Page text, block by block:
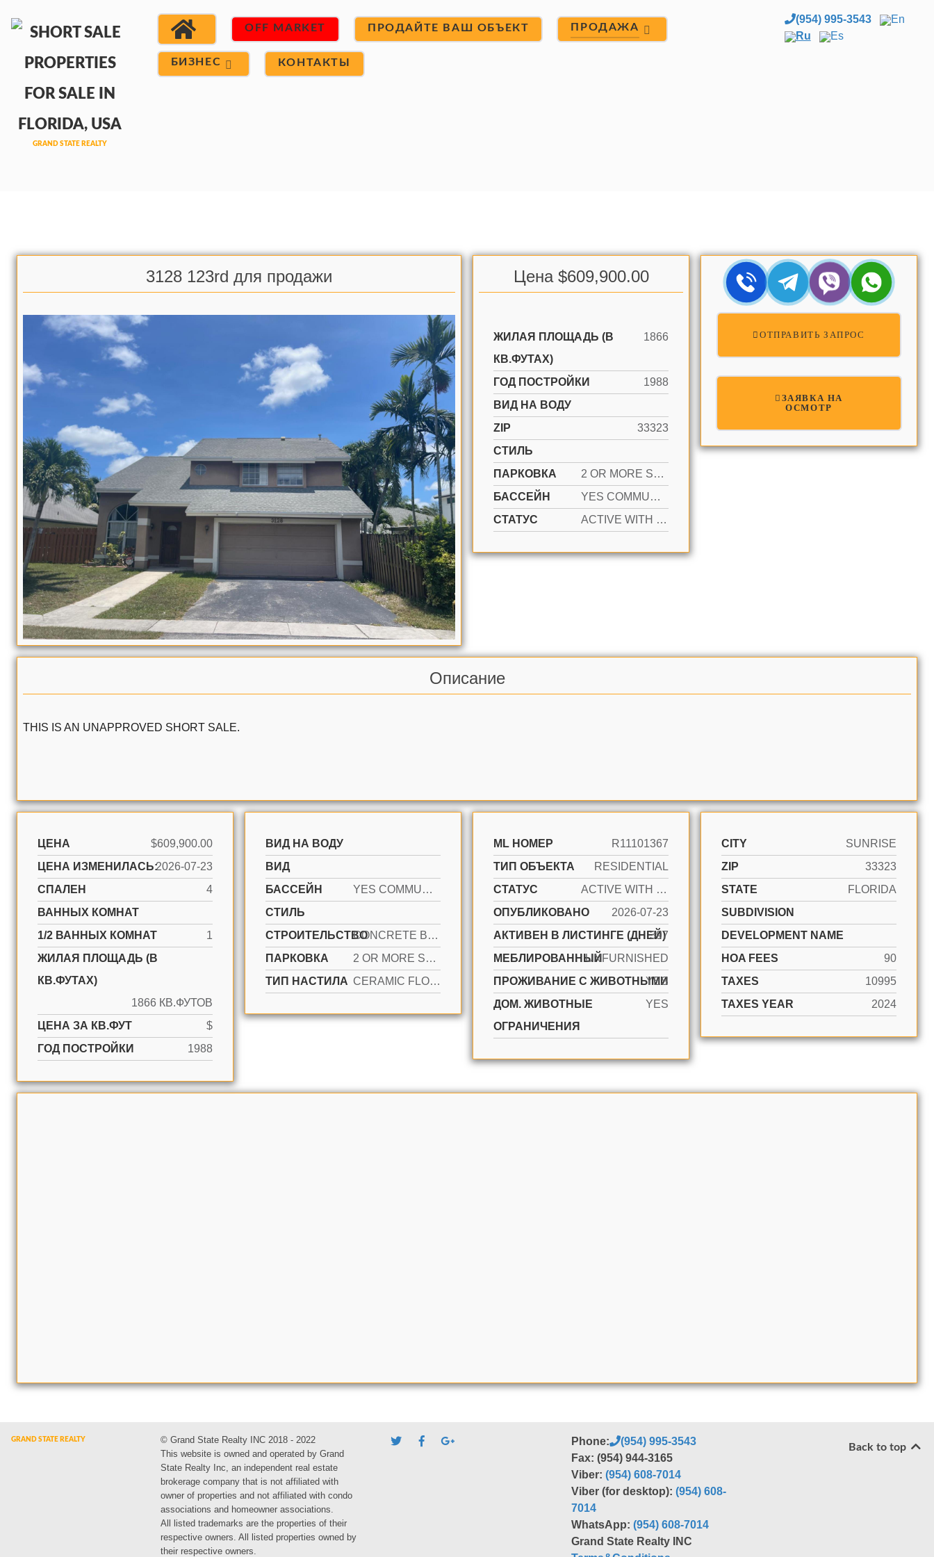
OFF MARKET ПРОДАЙТЕ ВАШ ОБЪЕКТ ПРОДАЖА
БИЗНЕС КОНТАКТЫ
(954) 995-3543
En
Ru
Es
3128 123rd для продажи Цена $609,900.00
ЖИЛАЯ ПЛОЩАДЬ (В
КВ.ФУТАХ)
1866
ГОД ПОСТРОЙКИ
1988
ВИД НА ВОДУ
ZIP
33323
СТИЛЬ
ПАРКОВКА
2 OR MORE SPACES, PARKING GARAGE
БАССЕЙН
YES COMMUNITY
СТАТУС
ACTIVE WITH CONTRACT
ОТПРАВИТЬ ЗАПРОС
ЗАЯВКА НА
ОСМОТР
Описание
THIS IS AN UNAPPROVED SHORT SALE.
ЦЕНА
$609,900.00
ЦЕНА ИЗМЕНИЛАСЬ:2026-07-23
СПАЛЕН
4
ВАННЫХ КОМНАТ
1/2 ВАННЫХ КОМНАТ
1
ЖИЛАЯ ПЛОЩАДЬ (В
КВ.ФУТАХ)
1866 КВ.ФУТОВ
ЦЕНА ЗА КВ.ФУТ
$
ГОД ПОСТРОЙКИ
1988
ВИД НА ВОДУ
ВИД
БАССЕЙН
YES COMMUNITY
СТИЛЬ
CТРОИТЕЛЬСТВО
CONCRETE BLOCK CONSTRUCTION, CBS CONSTRUCTION, STUCCO
ПАРКОВКА
2 OR MORE SPACES, PARKING GARAGE
ТИП НАСТИЛА
CERAMIC FLOOR
ML НОМЕР
R11101367
ТИП ОБЪЕКТА
RESIDENTIAL
СТАТУС
ACTIVE WITH CONTRACT
ОПУБЛИКОВАНО
2026-07-23
АКТИВЕН В ЛИСТИНГЕ (ДНЕЙ)
397
МЕБЛИРОВАННЫЙUNFURNISHED
ПРОЖИВАНИЕ С ЖИВОТНЫМИ
YES
ДОМ. ЖИВОТНЫЕ
ОГРАНИЧЕНИЯ
YES
CITY
SUNRISE
ZIP
33323
STATE
FLORIDA
SUBDIVISION
DEVELOPMENT NAME
HOA FEES
90
TAXES
10995
TAXES YEAR
2024
© Grand State Realty INC 2018 - 2022
This website is owned and operated by Grand
State Realty Inc, an independent real estate
brokerage company that is not affiliated with
owner of properties and not affiliated with condo
associations and homeowner associations.
All listed trademarks are the properties of their
respective owners. All listed properties owned by
their respective owners.
Phone:
(954) 995-3543
Fax: (954) 944-3165
Viber:(954) 608-7014
Viber (for desktop):(954) 608-
7014
WhatsApp:(954) 608-7014
Grand State Realty INC
Back to top